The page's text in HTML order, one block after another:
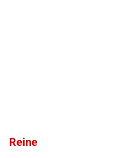
Reine